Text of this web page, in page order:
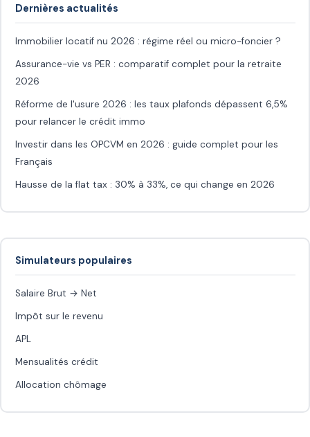
Dernières actualités
Immobilier locatif nu 2026 : régime réel ou micro-foncier ?
Assurance-vie vs PER : comparatif complet pour la retraite
2026
Réforme de l'usure 2026 : les taux plafonds dépassent 6,5%
pour relancer le crédit immo
Investir dans les OPCVM en 2026 : guide complet pour les
Français
Hausse de la flat tax : 30% à 33%, ce qui change en 2026
Simulateurs populaires
Salaire Brut → Net
Impôt sur le revenu
APL
Mensualités crédit
Allocation chômage